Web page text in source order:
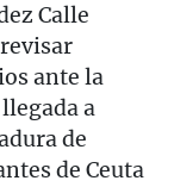
Calle
ante la
a
de
de Ceuta